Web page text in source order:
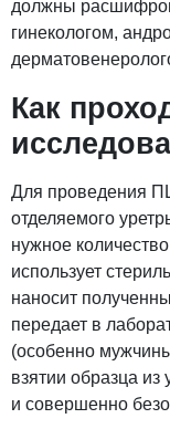
должны
гинекологом,
Как
Для проведения
отделяемого
нужное
использует
наносит
передает в
(особенно
взятии образца из
и совершенно